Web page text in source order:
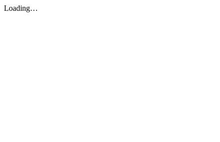
Loading…